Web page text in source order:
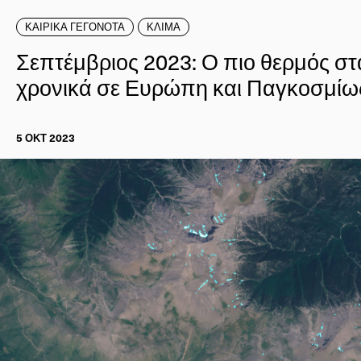
ΚΑΙΡΙΚΑ ΓΕΓΟΝΟΤΑ ΚΛΙΜΑ
Σεπτέμβριος 2023: Ο πιο θερμός
χρονικά σε Ευρώπη και
5 ΟΚΤ 2023